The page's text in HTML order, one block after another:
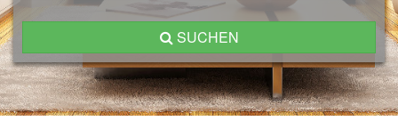
SUCHEN